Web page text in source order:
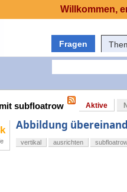
Fragen
subfloatrow Aktive
Abbildung
vertikal ausrichten
Willkommen,